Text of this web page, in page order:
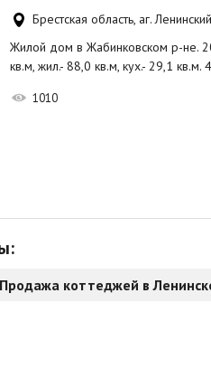
Брестская область, аг.
Жилой дом в Жабинковском р-не.
кв.м, жил.- 88,0 кв.м, кух.- 29,1 кв.м.
1010
Продажа коттеджей в